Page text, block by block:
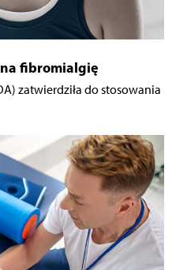
fibromialgię
zatwierdziła do stosowania